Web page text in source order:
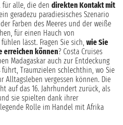
für alle, die den direkten Kontakt mit
geradezu paradiesisches Szenario
Farben des Meeres und der weiße
für einen Hauch von
lässt. Fragen Sie sich, wie Sie
erreichen können? Costa Cruises
Madagaskar auch zur Entdeckung
führt, Traumzielen schlechthin, wo Sie
Alltagsleben vergessen können. Die
auf das 16. Jahrhundert zurück, als
sie spielten dank ihrer
Rolle im Handel mit Afrika